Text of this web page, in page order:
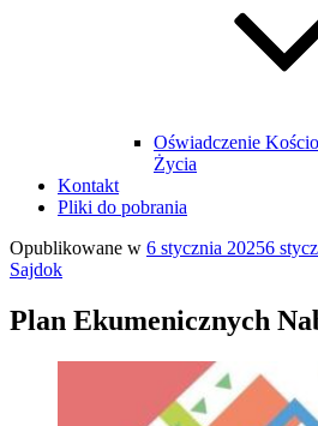
Oświadczenie
Życia
Kontakt
Pliki do pobrania
Opublikowane w 6 stycznia 20256
Sajdok
Plan Ekumenicznych